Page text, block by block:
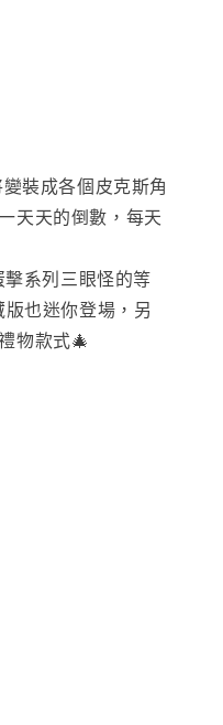
裝成各個皮克斯角
天天的倒數，每天
系列三眼怪的等
也迷你登場，另
物款式🎄